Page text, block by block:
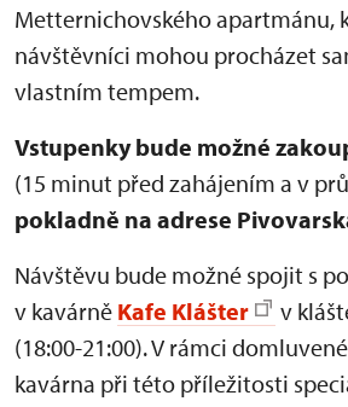
Metternichovského apartmánu,
návštěvníci mohou procházet
vlastním tempem.
Vstupenky bude možné
(15 minut před zahájením a v
pokladně na adrese
Návštěvu bude možné spojit s
v kavárně Kafe Klášter
v
(18:00-21:00). V rámci
kavárna při této příležitosti